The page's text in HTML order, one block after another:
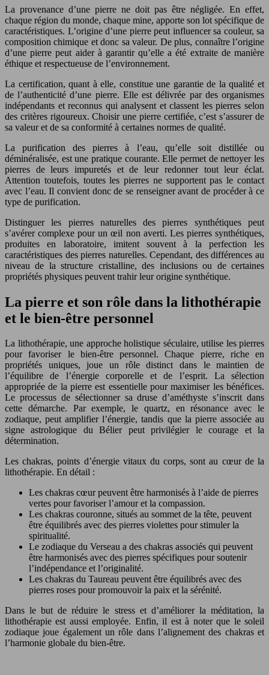
La provenance d’une pierre ne doit pas être négligée. En effet,
chaque région du monde, chaque mine, apporte son lot spécifique de
caractéristiques. L’origine d’une pierre peut influencer sa couleur, sa
composition chimique et donc sa valeur. De plus, connaître l’origine
d’une pierre peut aider à garantir qu’elle a été extraite de manière
éthique et respectueuse de l’environnement.
La certification, quant à elle, constitue une garantie de la qualité et
de l’authenticité d’une pierre. Elle est délivrée par des organismes
indépendants et reconnus qui analysent et classent les pierres selon
des critères rigoureux. Choisir une pierre certifiée, c’est s’assurer de
sa valeur et de sa conformité à certaines normes de qualité.
La purification des pierres à l’eau, qu’elle soit distillée ou
déminéralisée, est une pratique courante. Elle permet de nettoyer les
pierres de leurs impuretés et de leur redonner tout leur éclat.
Attention toutefois, toutes les pierres ne supportent pas le contact
avec l’eau. Il convient donc de se renseigner avant de procéder à ce
type de purification.
Distinguer les pierres naturelles des pierres synthétiques peut
s’avérer complexe pour un œil non averti. Les pierres synthétiques,
produites en laboratoire, imitent souvent à la perfection les
caractéristiques des pierres naturelles. Cependant, des différences au
niveau de la structure cristalline, des inclusions ou de certaines
propriétés physiques peuvent trahir leur origine synthétique.
La pierre et son rôle dans la lithothérapie
et le bien-être personnel
La lithothérapie, une approche holistique séculaire, utilise les pierres
pour favoriser le bien-être personnel. Chaque pierre, riche en
propriétés uniques, joue un rôle distinct dans le maintien de
l’équilibre de l’énergie corporelle et de l’esprit. La sélection
appropriée de la pierre est essentielle pour maximiser les bénéfices.
Le processus de sélectionner sa druse d’améthyste s’inscrit dans
cette démarche. Par exemple, le quartz, en résonance avec le
zodiaque, peut amplifier l’énergie, tandis que la pierre associée au
signe astrologique du Bélier peut privilégier le courage et la
détermination.
Les chakras, points d’énergie vitaux du corps, sont au cœur de la
lithothérapie. En détail :
Les chakras cœur peuvent être harmonisés à l’aide de pierres
vertes pour favoriser l’amour et la compassion.
Les chakras couronne, situés au sommet de la tête, peuvent
être équilibrés avec des pierres violettes pour stimuler la
spiritualité.
Le zodiaque du Verseau a des chakras associés qui peuvent
être harmonisés avec des pierres spécifiques pour soutenir
l’indépendance et l’originalité.
Les chakras du Taureau peuvent être équilibrés avec des
pierres roses pour promouvoir la paix et la sérénité.
Dans le but de réduire le stress et d’améliorer la méditation, la
lithothérapie est aussi employée. Enfin, il est à noter que le soleil
zodiaque joue également un rôle dans l’alignement des chakras et
l’harmonie globale du bien-être.